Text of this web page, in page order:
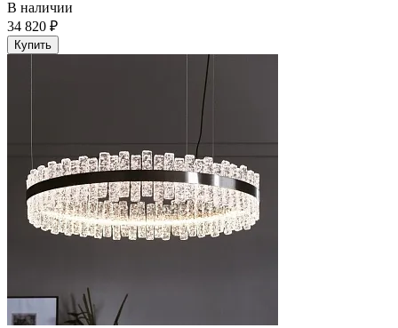
В наличии
34 820 ₽
Купить